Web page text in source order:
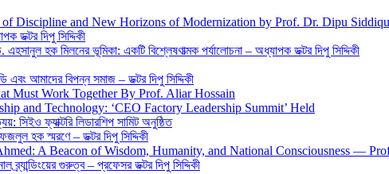
Discipline and New Horizons of Modernization by Prof. Dr. Dipu
ডক্টর দিপু সিদ্দিকী
এহসানুল হক মিলনের ভূমিকা: একটি বিশ্লেষণাত্মক পর্যালোচনা – অধ্যাপক ডক্টর দিপু সিদ্দিকী
এবং আমাদের বিপন্ন সমাজ – ডক্টর দিপু সিদ্দিকী
Must Work Together By Prof. Aliar Hossain
and Technology: ‘CEO Factory Leadership Summit’ Held
ফ্যাক্টরি লিডারশিপ সামিট অনুষ্ঠিত
হক স্মরণে – ডক্টর দিপু সিদ্দিকী
A Beacon of Wisdom, Humanity, and National Consciousness —
ব্র্যান্ডিংয়ের গুরুত্ব – প্রফেসর ডক্টর দিপু সিদ্দিকী